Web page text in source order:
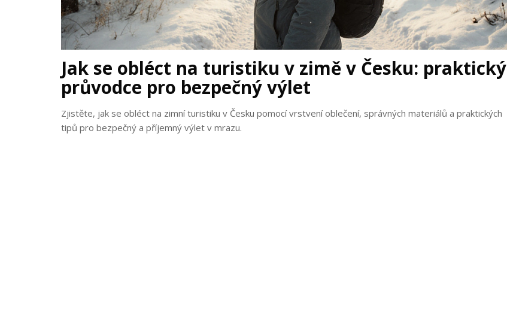
Jak se obléct na turistiku v zimě v Česku: praktický
průvodce pro bezpečný výlet
Zjistěte, jak se obléct na zimní turistiku v Česku pomocí vrstvení oblečení, správných materiálů a praktických
tipů pro bezpečný a příjemný výlet v mrazu.